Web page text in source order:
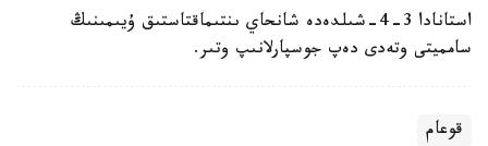
استانادا 3-4-شىلدەدە شانحاي ىنتىماقتاستىق ۇيىمىنىڭ
سامميتى وتەدى دەپ جوسپارلانىپ وتىر.
قوعام